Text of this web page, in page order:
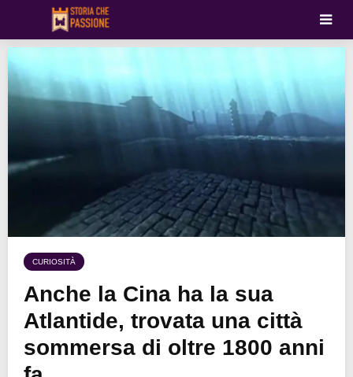
CURIOSITÀ
Anche la Cina ha la sua
Atlantide, trovata una città
sommersa di oltre 1800 anni